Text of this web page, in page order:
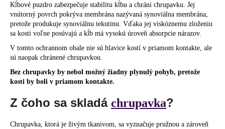
Kĺbové puzdro zabezpečuje stabilitu kĺbu a chráni chrupavku. Jej
vnútorný povrch pokrýva membrána nazývaná synoviálna membrána,
pretože produkuje synoviálnu tekutinu. Vďaka jej viskóznemu zloženiu
sa kosti voľne posúvajú a kĺb má vysokú úroveň absorpcie nárazov.
V tomto ochrannom obale nie sú hlavice kostí v priamom kontakte, ale
sú naopak chránené chrupavkou.
Bez chrupavky by nebol možný žiadny plynulý pohyb, pretože
kosti by boli v priamom kontakte.
Z čoho sa skladá chrupavka?
Chrupavka, ktorá je živým tkanivom, sa vyznačuje pružnou a zároveň